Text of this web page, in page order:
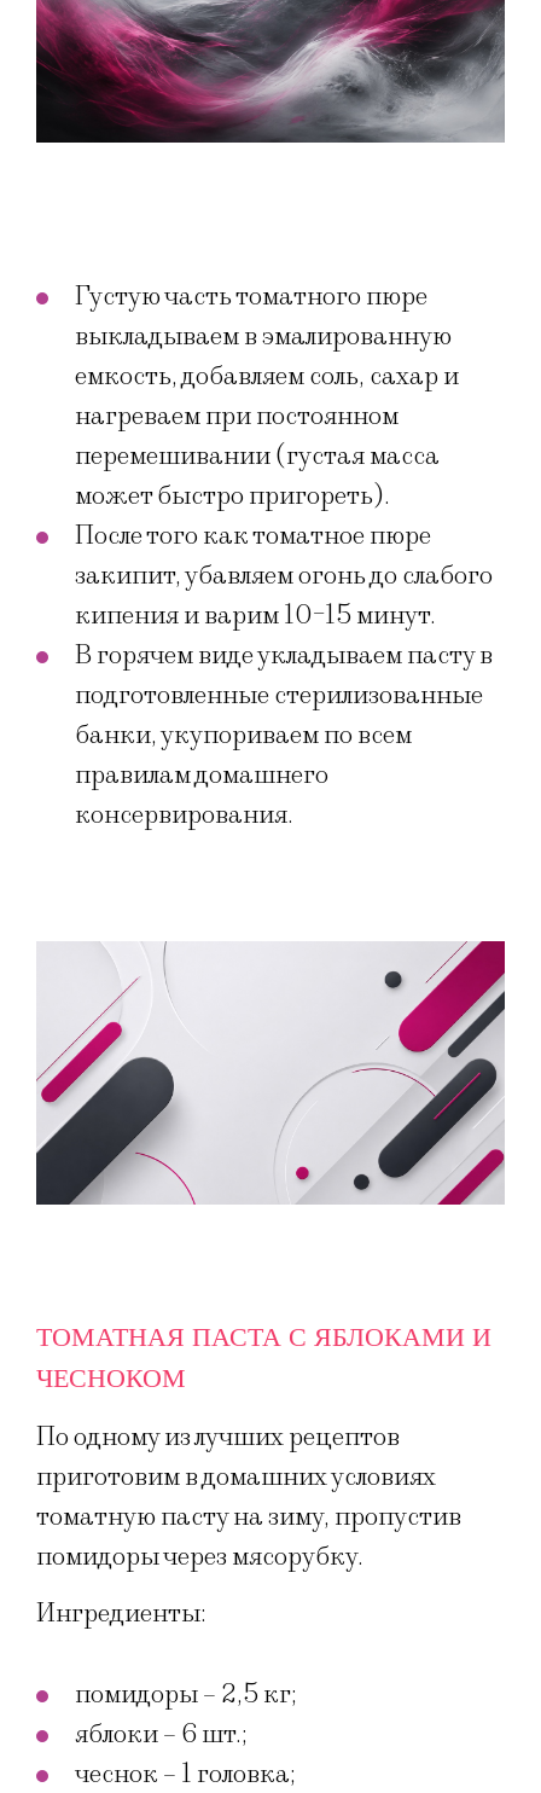
Густую часть томатного пюре
выкладываем в эмалированную
емкость, добавляем соль, сахар и
нагреваем при постоянном
перемешивании (густая масса
может быстро пригореть).
После того как томатное пюре
закипит, убавляем огонь до слабого
кипения и варим 10-15 минут.
В горячем виде укладываем пасту в
подготовленные стерилизованные
банки, укупориваем по всем
правилам домашнего
консервирования.
ТОМАТНАЯ ПАСТА С ЯБЛОКАМИ И
ЧЕСНОКОМ
По одному из лучших рецептов
приготовим в домашних условиях
томатную пасту на зиму, пропустив
помидоры через мясорубку.
Ингредиенты:
помидоры – 2,5 кг;
яблоки – 6 шт.;
чеснок – 1 головка;